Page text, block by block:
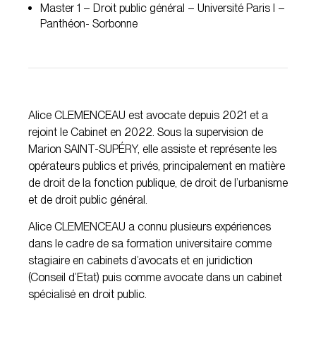
Master 1 – Droit public général – Université Paris I –
Panthéon- Sorbonne
Alice CLEMENCEAU est avocate depuis 2021 et a
rejoint le Cabinet en 2022. Sous la supervision de
Marion SAINT-SUPÉRY, elle assiste et représente les
opérateurs publics et privés, principalement en matière
de droit de la fonction publique, de droit de l’urbanisme
et de droit public général.
Alice CLEMENCEAU a connu plusieurs expériences
dans le cadre de sa formation universitaire comme
stagiaire en cabinets d’avocats et en juridiction
(Conseil d’Etat) puis comme avocate dans un cabinet
spécialisé en droit public.